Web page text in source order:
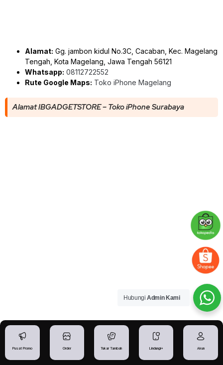
Alamat: Gg. jambon kidul No.3C, Cacaban, Kec. Magelang
Tengah, Kota Magelang, Jawa Tengah 56121
Whatsapp: 08112722552
Rute Google Maps: Toko iPhone Magelang
Alamat IBGADGETSTORE – Toko iPhone Surabaya
Pusat Promo Order Tukar Tambah Lindungi+ Akun
Hubungi Admin Kami